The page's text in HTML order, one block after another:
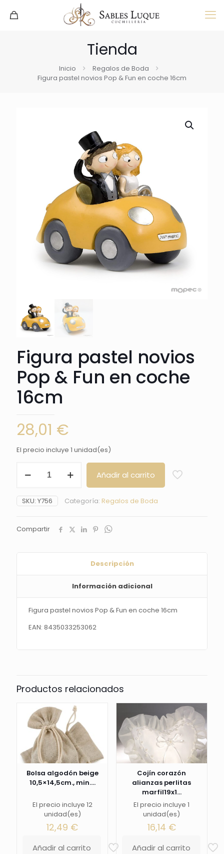
Tienda
Inicio
Regalos de Boda
Figura pastel novios Pop & Fun en coche 16cm
Figura pastel novios
Pop & Fun en coche
16cm
28,01 €
El precio incluye 1 unidad(es)
pastel
Pop
&
coche
Añadir al carrito
SKU: Y756 Categoría: Regalos de Boda
Compartir
Descripción
Información adicional
Figura pastel novios Pop & Fun en coche 16cm
EAN: 8435033253062
Productos relacionados
Bolsa algodón beige
10,5×14,5cm., min....
El precio incluye 12
unidad(es)
12,49 €
Añadir al carrito
Cojín corazón
alianzas perlitas
marfil19x1...
El precio incluye 1
unidad(es)
16,14 €
Añadir al carrito